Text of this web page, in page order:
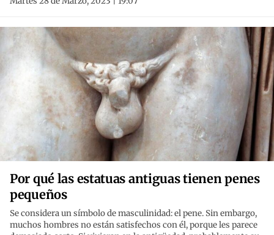
Por qué las estatuas antiguas tienen penes
pequeños
Se considera un símbolo de masculinidad: el pene. Sin embargo,
muchos hombres no están satisfechos con él, porque les parece